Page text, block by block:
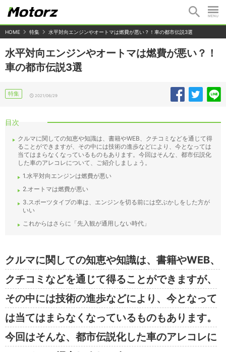
HOME 特集 水平対向エンジンやオートマは燃費が悪い？！車の都市伝説3選
水平対向エンジンやオートマは燃費が悪い？！
車の都市伝説3選
特集 2021/06/29
目次
クルマに関しての知恵や知識は、書籍やWEB、クチコミなどを通じて得
ることができますが、その中には技術の進歩などにより、今となっては
当てはまらなくなっているものもあります。今回はそんな、都市伝説化
した車のアレコレについて、ご紹介しましょう。
1.水平対向エンジンは燃費が悪い
2.オートマは燃費が悪い
3.スポーツタイプの車は、エンジンを切る前には空ぶかしをした方が
いい
これからはさらに「先入観が通用しない時代」
クルマに関しての知恵や知識は、書籍やWEB、
クチコミなどを通じて得ることができますが、
その中には技術の進歩などにより、今となって
は当てはまらなくなっているものもあります。
今回はそんな、都市伝説化した車のアレコレに